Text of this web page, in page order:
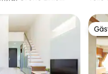
der U-Bahn von der
｜ Etwa 10 Minuten
Ximending entfernt
mit der U-Bahn vom
Es gibt eine
Nähe, um
▣ Uber Eats und
die Uhr